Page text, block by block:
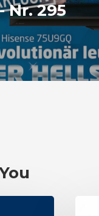
Nr. 295